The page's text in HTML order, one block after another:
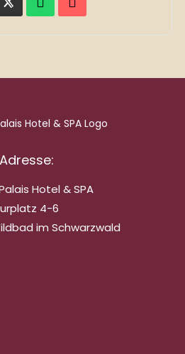
Adresse:
Hotel & SPA
4-6
im Schwarzwald